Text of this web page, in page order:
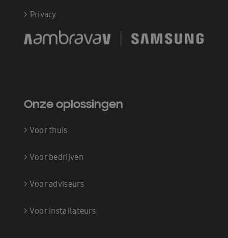
> Privacy
Onze oplossingen
> Voor thuis
> Voor bedrijven
> Voor adviseurs
> Voor installateurs